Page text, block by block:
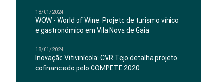
18/01/2024
WOW - World of Wine: Projeto de turismo vínico
e gastronómico em Vila Nova de Gaia
18/01/2024
Inovação Vitivinícola: CVR Tejo detalha projeto
cofinanciado pelo COMPETE 2020